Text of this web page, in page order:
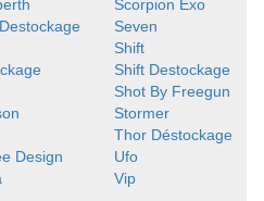
Scorpion Exo
Seven
Shift
Shift Destockage
Shot By Freegun
Stormer
Thor Déstockage
Design
Ufo
Vip